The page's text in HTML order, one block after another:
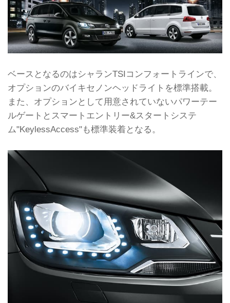
ベースとなるのはシャランTSIコンフォートラインで、
オプションのバイキセノンヘッドライトを標準搭載。
また、オプションとして用意されていないパワーテー
ルゲートとスマートエントリー&スタートシステ
ム"KeylessAccess"も標準装着となる。